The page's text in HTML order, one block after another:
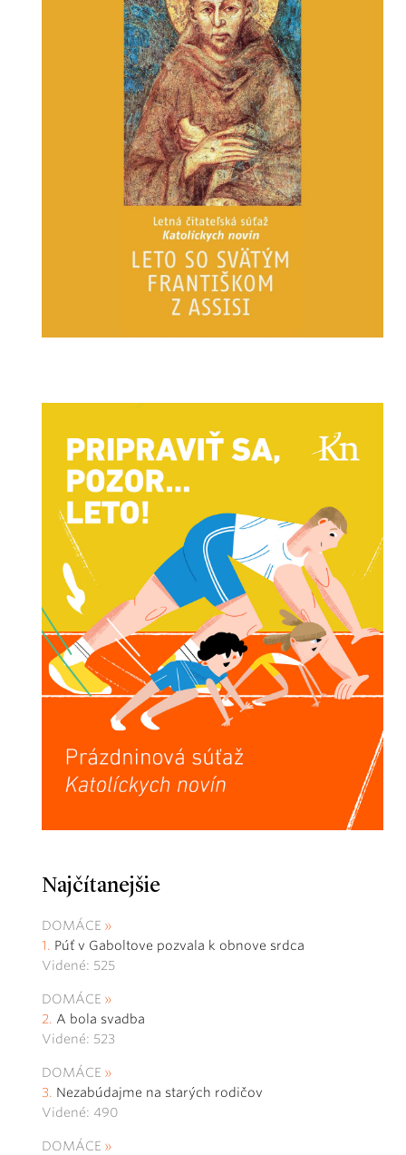
Najčítanejšie
DOMÁCE
Púť v Gaboltove pozvala k obnove srdca
Videné: 525
DOMÁCE
A bola svadba
Videné: 523
DOMÁCE
Nezabúdajme na starých rodičov
Videné: 490
DOMÁCE